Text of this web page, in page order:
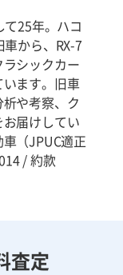
25年。ハコ
から、RX-7
シックカー
ます。旧車
や考察、ク
届けしてい
（JPUC適正
/ 約款
査定